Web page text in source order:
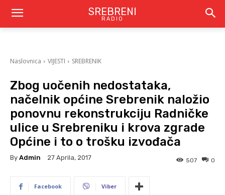
SREBRENI
RADIO
Naslovnica VIJESTI SREBRENIK
Zbog uočenih nedostataka,
načelnik općine Srebrenik naložio
ponovnu rekonstrukciju Radničke
ulice u Srebreniku i krova zgrade
Općine i to o trošku izvođača
By Admin 27 Aprila, 2017 0
507
Facebook Viber